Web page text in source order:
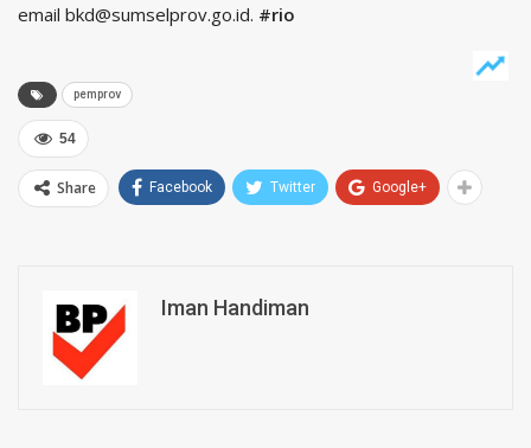
email bkd@sumselprov.go.id. #rio
pemprov
54
Share Facebook Twitter Google+
Iman Handiman